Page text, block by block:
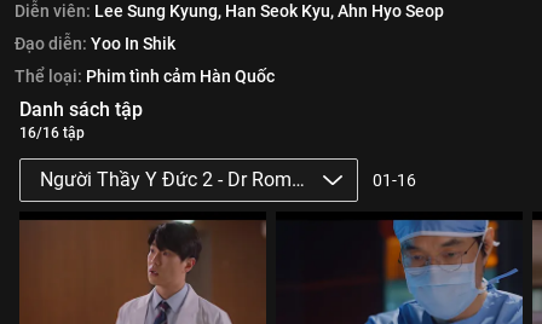
Diễn viên: Lee Sung Kyung, Han Seok Kyu,Ahn Hyo Seop
Đạo diễn: Yoo In Shik
Thể loại: Phim tình cảm Hàn Quốc
Danh sách tập
16/16 tập
Người Thầy Y Đức 2 - Dr Romantic 2 01-16